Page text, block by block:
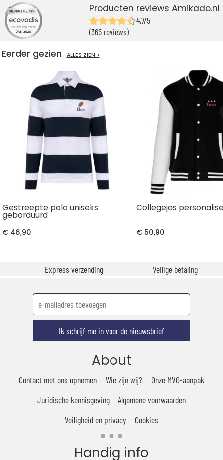
Producten reviews Amikado.nl
4,7/5
(365 reviews)
Eerder gezien ALLES ZIEN >
Gestreepte polo uniseks
geborduurd
€ 46,90
Collegejas
€ 50,90
Express verzending Veilige betaling
Ik schrijf me in voor de nieuwsbrief
About
Contact met ons opnemen Wie zijn wij?
Onze MVO-aanpak
Juridische kennisgeving
Algemene voorwaarden
Veiligheid en privacy
Cookies
Handig info